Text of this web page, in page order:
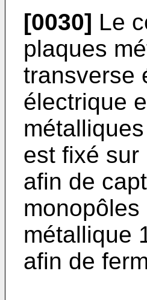
[0030] Le
plaques
transverse
électrique
est fixé sur
afin de
métallique
afin de